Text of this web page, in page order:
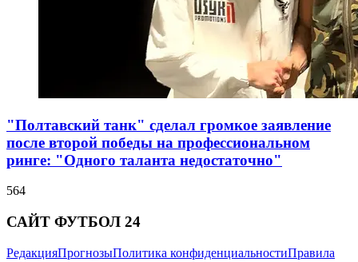
"Полтавский танк" сделал громкое заявление
после второй победы на профессиональном
ринге: "Одного таланта недостаточно"
564
САЙТ ФУТБОЛ 24
РедакцияПрогнозыПолитика конфиденциальностиПравила